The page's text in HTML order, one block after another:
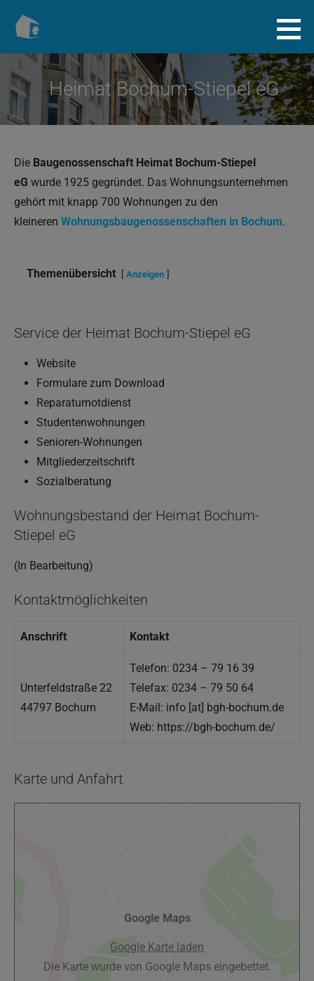
Inhalt
Baugenossenschaft.info
Heimat Bochum-Stiepel eG
Die Baugenossenschaft Heimat Bochum-Stiepel
eG wurde 1925 gegründet. Das Wohnungsunternehmen
gehört mit knapp 700 Wohnungen zu den
kleineren Wohnungsbaugenossenschaften in Bochum.
Themenübersicht Anzeigen
Service der Heimat Bochum-Stiepel eG
Website
Formulare zum Download
Reparaturnotdienst
Studentenwohnungen
Senioren-Wohnungen
Mitgliederzeitschrift
Sozialberatung
Wohnungsbestand der Heimat Bochum-
Stiepel eG
(In Bearbeitung)
Kontaktmöglichkeiten
Anschrift Kontakt
Unterfeldstraße 22
44797 Bochum
Telefon: 0234 – 79 16 39
Telefax: 0234 – 79 50 64
E-Mail: info [at] bgh-bochum.de
Web: https://bgh-bochum.de/
Karte und Anfahrt
Google Maps
Google Karte laden
Die Karte wurde von Google Maps eingebettet.